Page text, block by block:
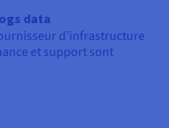
data
d’infrastructure
et support sont